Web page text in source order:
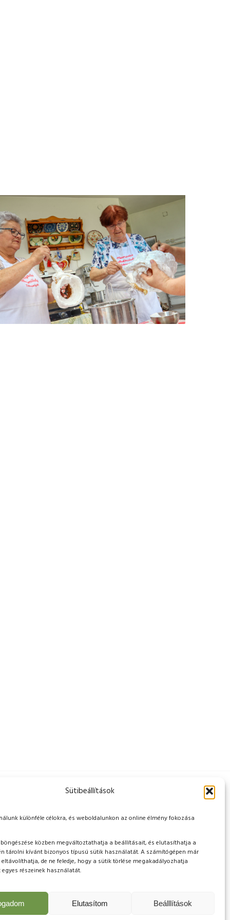
Sütibeállítások
különféle célokra, és weboldalunkon az online élmény fokozása
közben megváltoztathatja a beállításait, és elutasíthatja a
tárolni kívánt bizonyos típusú sütik használatát. A számítógépen már
de ne feledje, hogy a sütik törlése megakadályozhatja
részeinek használatát.
Elutasítom Beálllítások
során elnyert 3417266250 iratazonosító
megvalósításra.